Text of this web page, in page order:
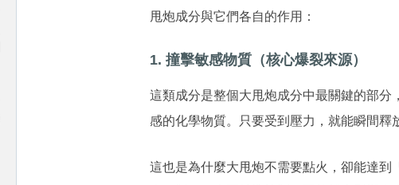
甩炮成分與它們各自的作用：
1. 撞擊敏感物質（核心爆裂來源）
這類成分是整個大甩炮成分中最關鍵的部分
感的化學物質。只要受到壓力，就能瞬間釋
這也是為什麼大甩炮不需要點火，卻能達到